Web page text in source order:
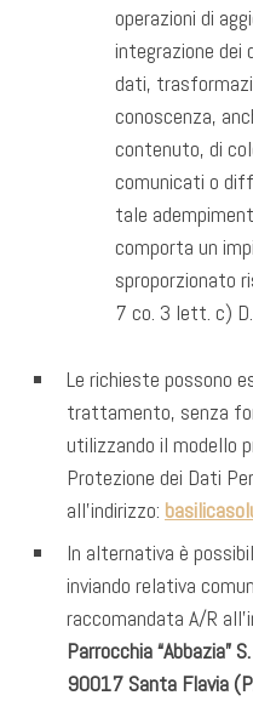
operazioni di
integrazione dei
dati,
conoscenza,
contenuto, di
comunicati o
tale
comporta un
sproporzionato
7 co. 3 lett. c)
Le richieste possono
trattamento, senza
utilizzando il modello
Protezione dei Dati
all’indirizzo:
In alternativa è
inviando relativa
raccomandata A/R
Parrocchia “Abbazia”
90017 Santa Flavia